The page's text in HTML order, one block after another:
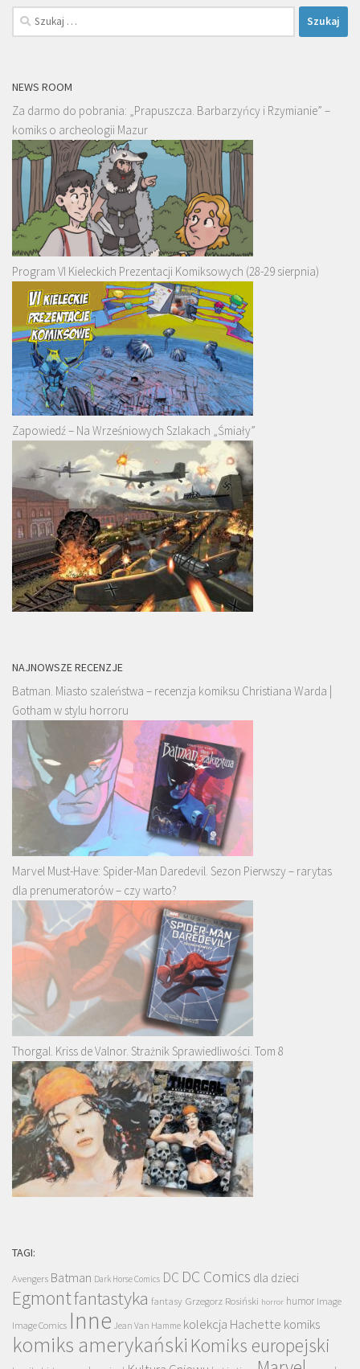
Szukaj:
NEWS ROOM
Za darmo do pobrania: „Prapuszcza. Barbarzyńcy i Rzymianie” –
komiks o archeologii Mazur
Program VI Kieleckich Prezentacji Komiksowych (28-29 sierpnia)
Zapowiedź – Na Wrześniowych Szlakach „Śmiały”
NAJNOWSZE RECENZJE
Batman. Miasto szaleństwa – recenzja komiksu Christiana Warda |
Gotham w stylu horroru
Marvel Must-Have: Spider-Man Daredevil. Sezon Pierwszy – rarytas
dla prenumeratorów – czy warto?
Thorgal. Kriss de Valnor. Strażnik Sprawiedliwości. Tom 8
TAGI:
Avengers Batman Dark Horse Comics DC DC Comics dla dzieci
Egmontfantastyka fantasy Grzegorz Rosiński horror humor Image
Image Comics Inne Jean Van Hamme kolekcja Hachette komiks
komiks amerykański Komiks europejski